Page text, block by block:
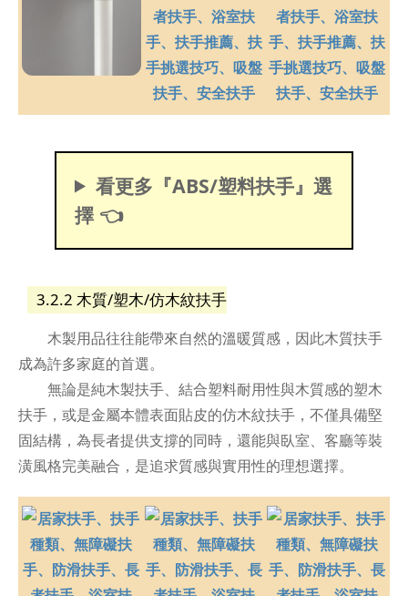
看更多『ABS/塑料扶手』選
擇 👈
3.2.2 木質/塑木/仿木紋扶手
木製用品往往能帶來自然的溫暖質感，因此木質扶手
成為許多家庭的首選。
無論是純木製扶手、結合塑料耐用性與木質感的塑木
扶手，或是金屬本體表面貼皮的仿木紋扶手，不僅具備堅
固結構，為長者提供支撐的同時，還能與臥室、客廳等裝
潢風格完美融合，是追求質感與實用性的理想選擇。